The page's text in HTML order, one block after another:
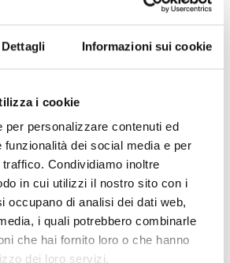
Dettagli Informazioni sui cookie
i cookie
per personalizzare contenuti ed
funzionalità dei social media e per
Condividiamo inoltre
in cui utilizzi il nostro sito con i
occupano di analisi dei dati web,
i quali potrebbero combinarle
che hai fornito loro o che hanno
dei loro servizi.